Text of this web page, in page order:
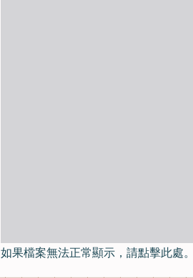
如果檔案無法正常顯示，請點擊此處。